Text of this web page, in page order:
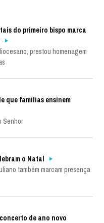
do primeiro bispo marca
prestou homenagem
que famílias ensinem
Senhor
o Natal
também marcam presença
de ano novo